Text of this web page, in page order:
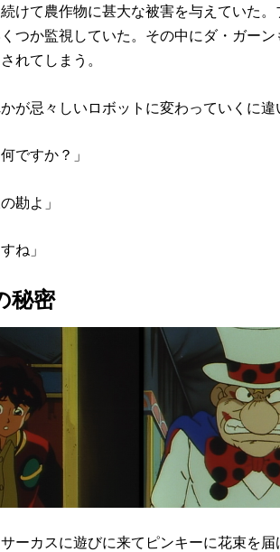
けて農作物に甚大な被害を与えていた
つか監視していた。その中にダ・ガー
れてしまう。
かが忌々しいロボットに変わっていくに違
ですか？」
勘よ」
ね」
秘密
ーカスに遊びに来てピンキーに花束を